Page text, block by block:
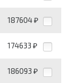
187604 ₽
174633 ₽
186093 ₽